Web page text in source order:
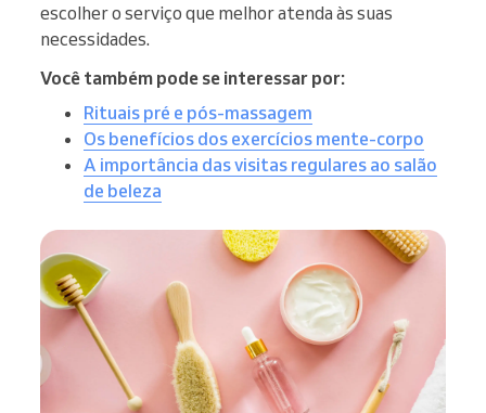
escolher o serviço que melhor atenda às suas
necessidades.
Você também pode se interessar por:
Rituais pré e pós-massagem
Os benefícios dos exercícios mente-corpo
A importância das visitas regulares ao salão
de beleza